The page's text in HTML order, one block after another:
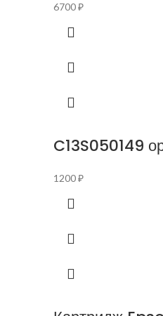
6700₽
C13S050149
1200₽